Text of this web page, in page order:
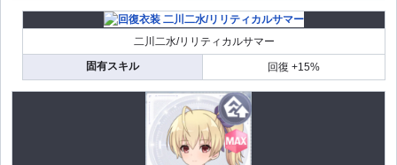
二川二水/リリティカルサマー
固有スキル
回復 +15%